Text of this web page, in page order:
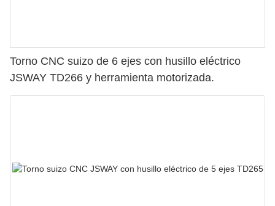
Torno CNC suizo de 6 ejes con husillo eléctrico
JSWAY TD266 y herramienta motorizada.